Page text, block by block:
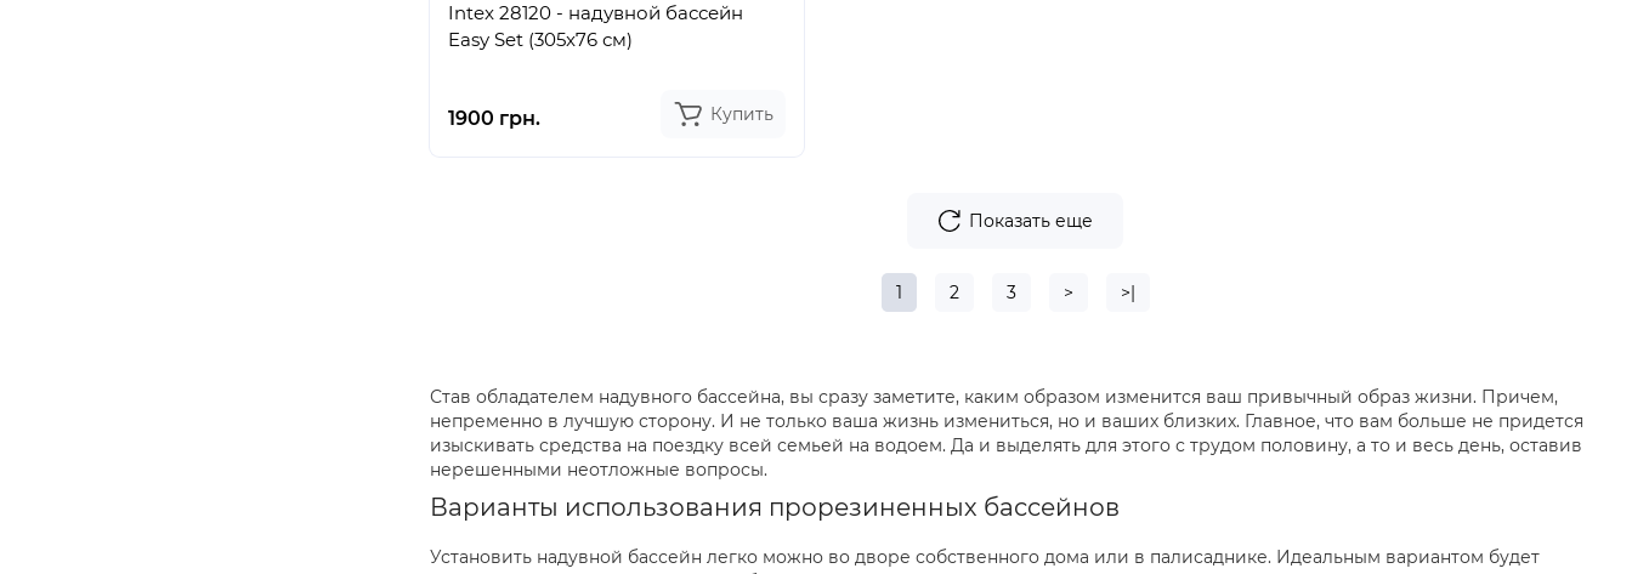
Intex 28120 - надувной бассейн
Easy Set (305x76 см)
1900 грн. Купить
Показать еще
1 2 3 > >|
Став обладателем надувного бассейна, вы сразу заметите, каким образом изменится ваш привычный образ жизни. Причем,
непременно в лучшую сторону. И не только ваша жизнь измениться, но и ваших близких. Главное, что вам больше не придется
изыскивать средства на поездку всей семьей на водоем. Да и выделять для этого с трудом половину, а то и весь день, оставив
нерешенными неотложные вопросы.
Варианты использования прорезиненных бассейнов
Установить надувной бассейн легко можно во дворе собственного дома или в палисаднике. Идеальным вариантом будет